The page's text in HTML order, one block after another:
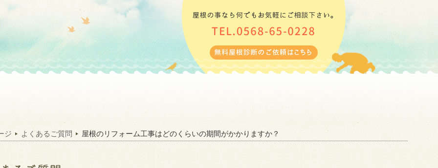
ジ よくあるご質問 屋根のリフォーム工事はどのくらいの期間がかかりますか？